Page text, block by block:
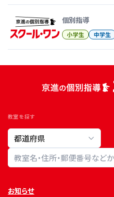
個別指導
小学生 中学生
教室を探す
教室検索
お知らせ